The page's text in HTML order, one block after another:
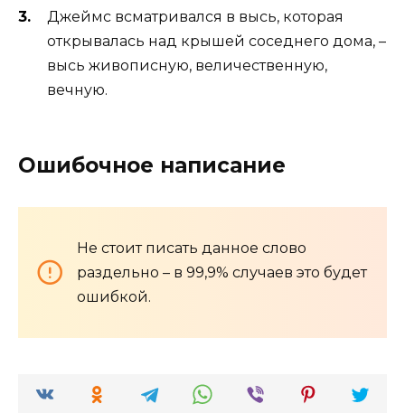
Джеймс всматривался в высь, которая
открывалась над крышей соседнего дома, –
высь живописную, величественную,
вечную.
Ошибочное написание
Не стоит писать данное слово
раздельно – в 99,9% случаев это будет
ошибкой.